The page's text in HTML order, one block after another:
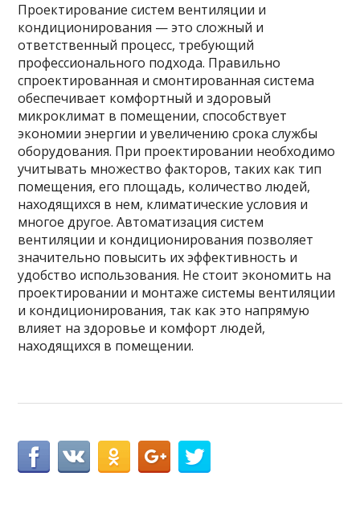
Проектирование систем вентиляции и
кондиционирования — это сложный и
ответственный процесс, требующий
профессионального подхода. Правильно
спроектированная и смонтированная система
обеспечивает комфортный и здоровый
микроклимат в помещении, способствует
экономии энергии и увеличению срока службы
оборудования. При проектировании необходимо
учитывать множество факторов, таких как тип
помещения, его площадь, количество людей,
находящихся в нем, климатические условия и
многое другое. Автоматизация систем
вентиляции и кондиционирования позволяет
значительно повысить их эффективность и
удобство использования. Не стоит экономить на
проектировании и монтаже системы вентиляции
и кондиционирования, так как это напрямую
влияет на здоровье и комфорт людей,
находящихся в помещении.